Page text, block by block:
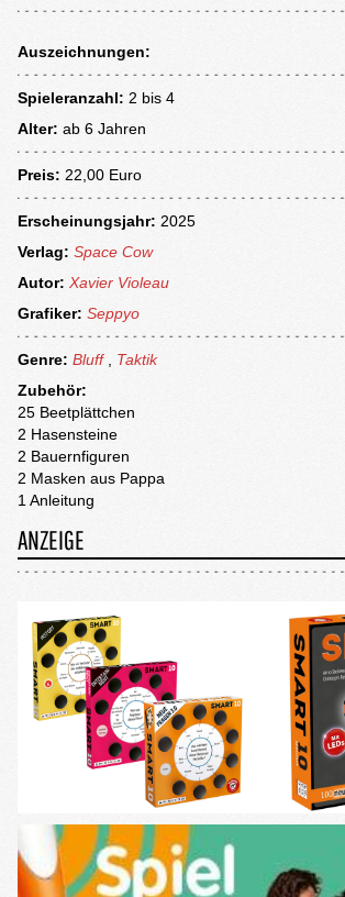
Auszeichnungen:
Spieleranzahl: 2 bis 4
Alter: ab 6 Jahren
Preis: 22,00 Euro
Erscheinungsjahr: 2025
Verlag: Space Cow
Autor: Xavier Violeau
Grafiker: Seppyo
Genre: Bluff
Taktik
Zubehör:
25 Beetplättchen
2 Hasensteine
2 Bauernfiguren
2 Masken aus Pappa
1 Anleitung
ANZEIGE